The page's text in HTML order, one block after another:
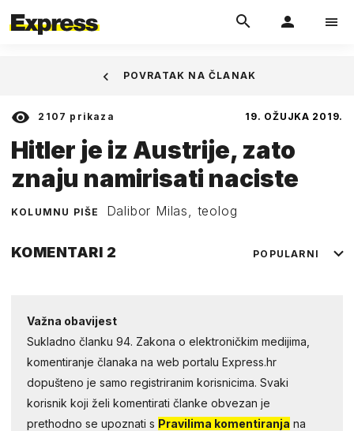
2107 prikaza 19. OŽUJKA 2019.
Hitler je iz Austrije, zato
znaju namirisati naciste
KOLUMNU PIŠE Dalibor Milas, teolog
POVRATAK NA ČLANAK
KOMENTARI 2 POPULARNI
Važna obavijest
Sukladno članku 94. Zakona o elektroničkim medijima,
komentiranje članaka na web portalu Express.hr
dopušteno je samo registriranim korisnicima. Svaki
korisnik koji želi komentirati članke obvezan je
prethodno se upoznati s Pravilima komentiranja na